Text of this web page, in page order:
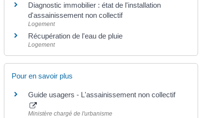
Diagnostic immobilier : état de l'installation
d'assainissement non collectif
Logement
Récupération de l'eau de pluie
Logement
Pour en savoir plus
Guide usagers - L'assainissement non collectif
Ministère chargé de l'urbanisme